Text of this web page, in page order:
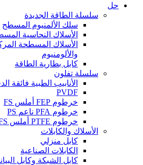
حل
سلسلة الطاقة الجديدة
سلك الألمنيوم المسطح
الأسلاك النحاسية
الأسلاك المسطحة
والألومنيوم
كابل بطارية الطاقة
سلسلة تفلون
الأنابيب الطبية فائقة
PVDF
خرطوم FEP أملس FS
خرطوم PFA ناعم PS
خرطوم PTFE أملس FS
الأسلاك والكابلات
كابل منزلي
الكابلات الصناعية
كابل الشبكة وكابل